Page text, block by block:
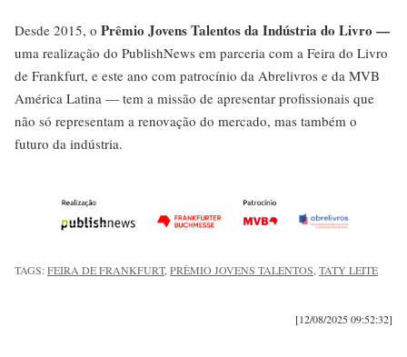
Desde 2015, o Prêmio Jovens Talentos da Indústria do Livro —
uma realização do PublishNews em parceria com a Feira do Livro
de Frankfurt, e este ano com patrocínio da Abrelivros e da MVB
América Latina — tem a missão de apresentar profissionais que
não só representam a renovação do mercado, mas também o
futuro da indústria.
TAGS:FEIRA DE FRANKFURT,PRÊMIO JOVENS TALENTOS,TATY LEITE
[12/08/2025 09:52:32]